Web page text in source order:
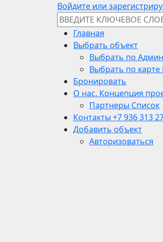
Войдите или
Главная
Выбрать объект
Выбрать по
Выбрать по
Бронировать
О нас. Концепция
Партнеры Список
Контакты +7 936 313
Добавить объект
Авторизоваться